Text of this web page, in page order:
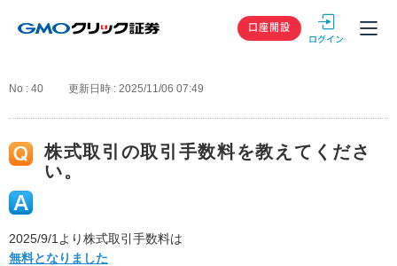
GMOクリック
口座開設
No : 40 更新日時 : 2025/11/06 07:49
株式取引の取引手数料を教えてくださ
い。
2025/9/1より株式取引手数料は
無料となりました